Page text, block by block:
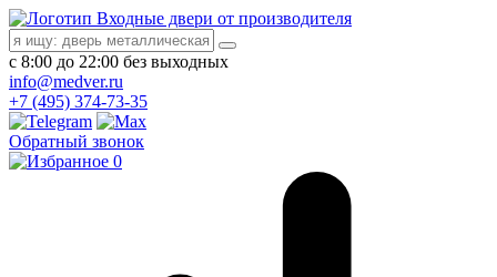
Входные двери от производителя
с 8:00 до 22:00 без выходных
info@medver.ru
+7 (495) 374-73-35
Обратный звонок
0